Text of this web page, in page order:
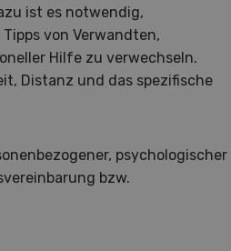
ist es notwendig,
von Verwandten,
Hilfe zu verwechseln.
Distanz und das spezifische
psychologischer
bzw.